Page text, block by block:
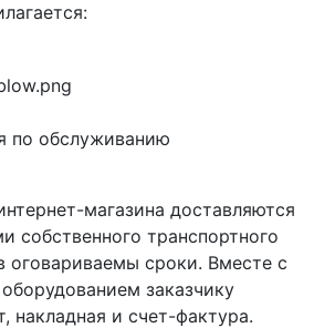
по обслуживанию
магазина доставляются
собственного транспортного
оговариваемы сроки. Вместе с
заказчику
накладная и счет-фактура.